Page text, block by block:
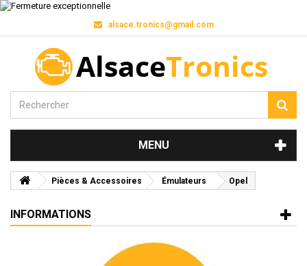
alsace.tronics@gmail.com
MENU
Pièces & Accessoires Émulateurs Opel
INFORMATIONS